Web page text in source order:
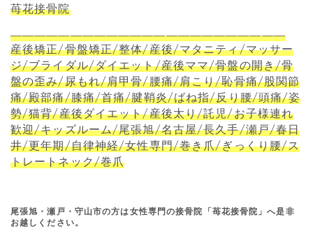
苺花接骨院
―――――――――――――――――――――――
産後矯正/骨盤矯正/整体/産後/マタニティ/マッサー
ジ/ブライダル/ダイエット/産後ママ/骨盤の開き/骨
盤の歪み/尿もれ/肩甲骨/腰痛/肩こり/恥骨痛/股関節
痛/殿部痛/膝痛/首痛/腱鞘炎/ばね指/反り腰/頭痛/姿
勢/猫背/産後ダイエット/産後太り/託児/お子様連れ
歓迎/キッズルーム/尾張旭/名古屋/長久手/瀬戸/春日
井/更年期/自律神経/女性専門/巻き爪/ぎっくり腰/ス
トレートネック/巻爪
尾張旭・瀬戸・守山市の方は女性専門の接骨院「苺花接骨院」へ是非
お越しください。